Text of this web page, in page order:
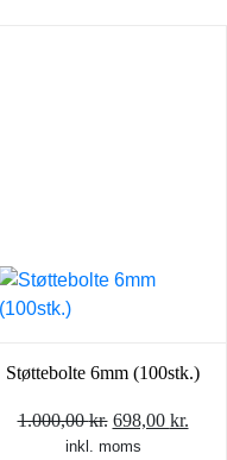
Støttebolte 6mm (100stk.)
1.000,00kr. Den
oprindelige
698,00 kr.
inkl. moms